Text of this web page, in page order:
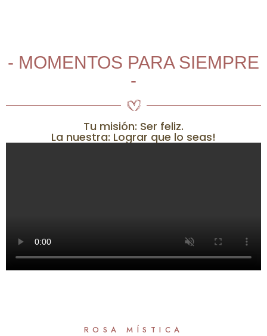
- MOMENTOS PARA SIEMPRE
-
Tu misión: Ser feliz.
La nuestra: Lograr que lo seas!
ROSA MÍSTICA